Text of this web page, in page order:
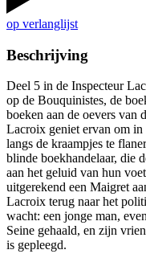
op verlanglijst
Beschrijving
Deel 5 in de Inspecteur
op de Bouquinistes, de
boeken aan de oevers van
Lacroix geniet ervan om in
langs de kraampjes te
blinde boekhandelaar, die
aan het geluid van hun
uitgerekend een Maigret
Lacroix terug naar het
wacht: een jonge man,
Seine gehaald, en zijn
is gepleegd.